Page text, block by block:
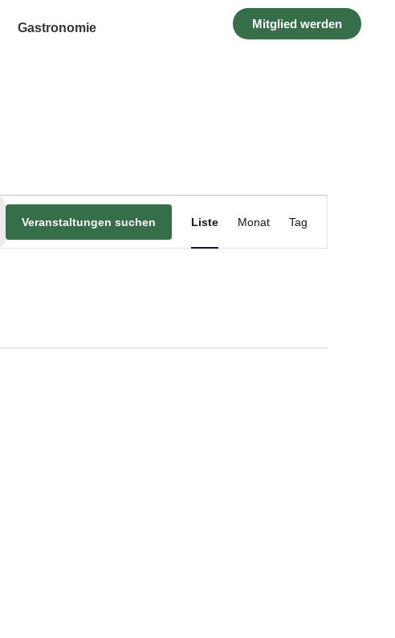
Gastronomie Mitglied werden
Veranstaltungen suchen
Ansichten-
Liste Monat Tag